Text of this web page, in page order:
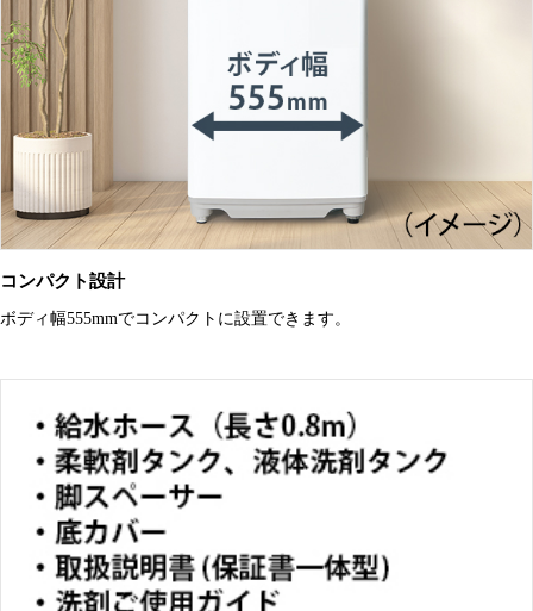
コンパクト設計
ボディ幅555mmでコンパクトに設置できます。